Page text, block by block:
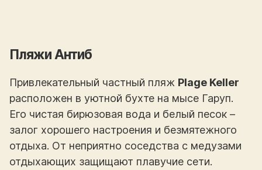
Пляжи Антиб
Привлекательный частный пляж Plage Keller
расположен в уютной бухте на мысе Гаруп.
Его чистая бирюзовая вода и белый песок –
залог хорошего настроения и безмятежного
отдыха. От неприятно соседства с медузами
отдыхающих защищают плавучие сети.